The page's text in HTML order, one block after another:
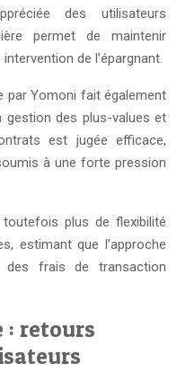
des utilisateurs
permet de maintenir
de l’épargnant.
par Yomoni fait également
gestion des plus-values et
est jugée efficace,
à une forte pression
plus de flexibilité
estimant que l’approche
frais de transaction
: retours